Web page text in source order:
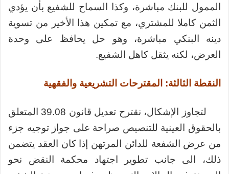
الممول للبنك مباشرة، وكذا السماح للشفيع بأن يؤدي
الثمن كاملا للمشتري، مع تمكين هذا الأخير من تسوية
دينه البنكي مباشرة، وهو حل يحافظ على وحدة
العرض، لكنه يثقل كاهل الشفيع.
النقطة الثالثة: المقترحات التشريعية والفقهية
لتجاوز الإشكال، نقترح تعديل قانون 39.08 المتعلق
بالحقوق العينية للتنصيص صراحة على جواز توجيه جزء
من عرض الشفعة للدائن المرتهن إذا كان العقد يتضمن
ذلك، الى جانب تطوير اجتهاد محكمة النقض نحو